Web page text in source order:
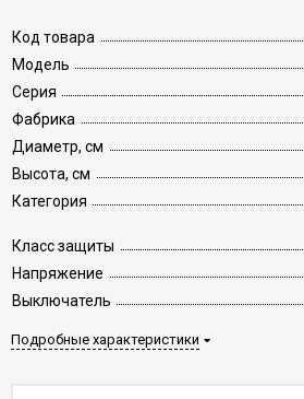
Код товара
Модель
Серия
Фабрика
Диаметр, см
Высота, см
Категория
Класс защиты
Напряжение
Выключатель
Подробные характеристики